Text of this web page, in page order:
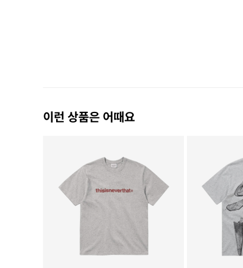
이런 상품은 어때요